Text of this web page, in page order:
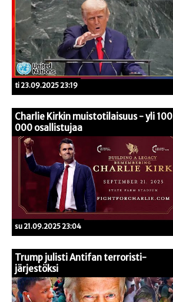
ti 23.09.2025 23:19
Charlie Kirkin muistotilaisuus - yli 100
000 osallistujaa
su 21.09.2025 23:04
Trump julisti Antifan terroristi-
järjestöksi